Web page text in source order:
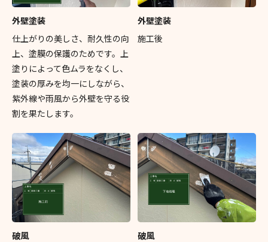
外壁塗装
仕上がりの美しさ、耐久性の向
上、塗膜の保護のためです。上
塗りによって色ムラをなくし、
塗装の厚みを均一にしながら、
紫外線や雨風から外壁を守る役
割を果たします。
外壁塗装
施工後
破風
破風